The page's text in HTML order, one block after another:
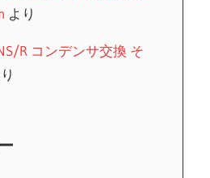
より
R コンデンサ交換 そ